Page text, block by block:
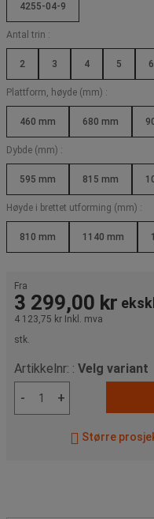
4255-04-9
Antal trin :
2 3 4 5 6
Plattform, høyde (mm) :
460 mm 680 mm
Dybde (mm) :
595 mm 815 mm
Høyde i brettet utforming (mm) :
810 mm 1140 mm
Fra
3 299,00 kr
4 123,75 kr Inkl. mva
stk.
Artikkelnr: : Velg variant
-
+
Større